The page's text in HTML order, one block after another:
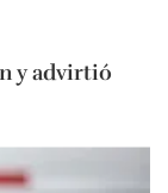
y advirtió